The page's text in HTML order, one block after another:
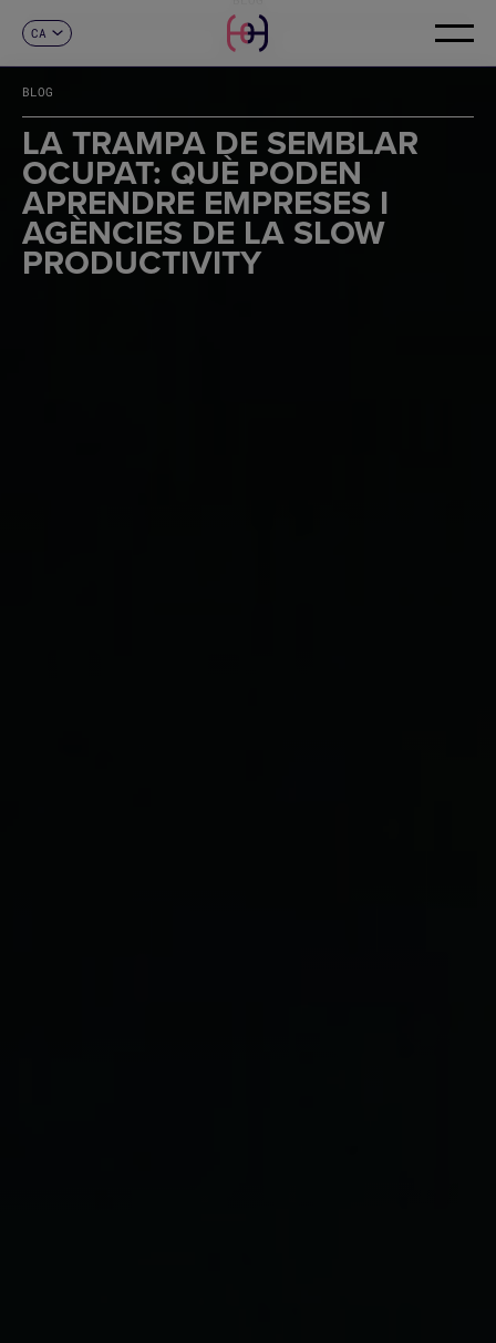
CA
FR
DE
IT
PT
CONTACTE
BLOG
LA TRAMPA DE SEMBLAR
OCUPAT: QUÈ PODEN
APRENDRE EMPRESES I
AGÈNCIES DE LA SLOW
PRODUCTIVITY